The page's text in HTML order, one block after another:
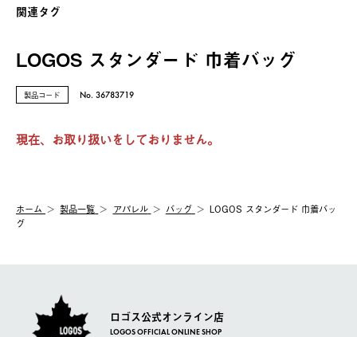
関連タグ
LOGOS スタンダード 巾着バッグ
製品コード No. 36783719
現在、お取り扱いをしておりません。
ホーム 製品⼀覧 アパレル バッグ
LOGOS スタンダード 巾着バッ
グ
ロゴス公式オンライン店
LOGOS OFFICIAL ONLINE SHOP